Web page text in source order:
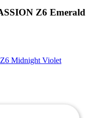
Z6 Emerald
Midnight Violet